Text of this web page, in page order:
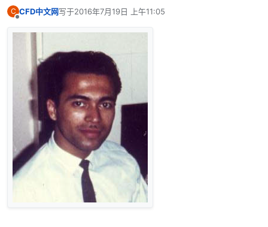
C CFD中文网写于2016年7月19日 上午11:05
最后由 编辑